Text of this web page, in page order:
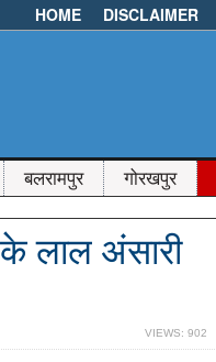
HOME DISCLAIMER
बलरामपुर गोरखपुर
लाल अंसारी
VIEWS: 902